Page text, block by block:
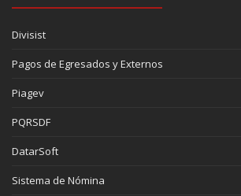
Divisist
Pagos de Egresados y Externos
Piagev
PQRSDF
DatarSoft
Sistema de Nómina